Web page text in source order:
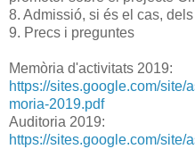
8. Admissió, si és el cas,
9. Precs i preguntes
Memòria d'activitats 2019:
https://sites.google.com/
moria-2019.pdf
Auditoria 2019:
https://sites.google.com/